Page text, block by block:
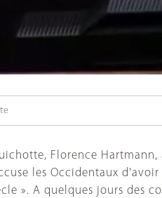
Florence
les Occidentaux
». A quelques jours des